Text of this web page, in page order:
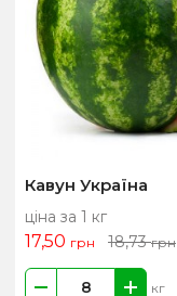
Кавун Україна
ціна за 1 кг
17,50 грн 18,73грн
кг